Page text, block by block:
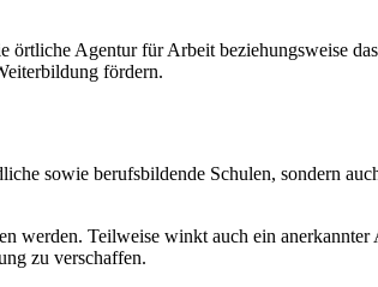
Agentur für Arbeit beziehungsweise
fördern.
sowie berufsbildende Schulen, sondern
Teilweise winkt auch ein anerkannter
zu verschaffen.